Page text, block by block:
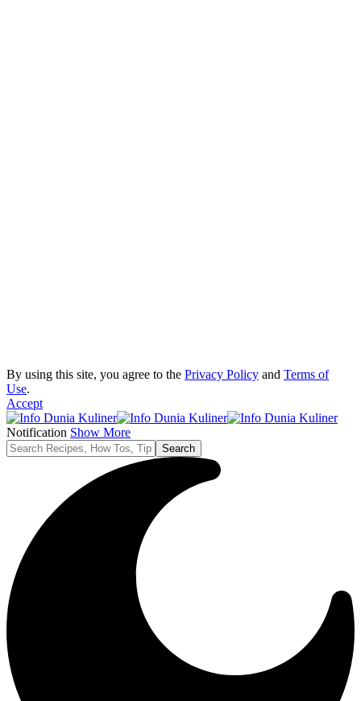
By using this site, you agree to the Privacy Policy and Terms of
Use.
Accept
Notification Show More